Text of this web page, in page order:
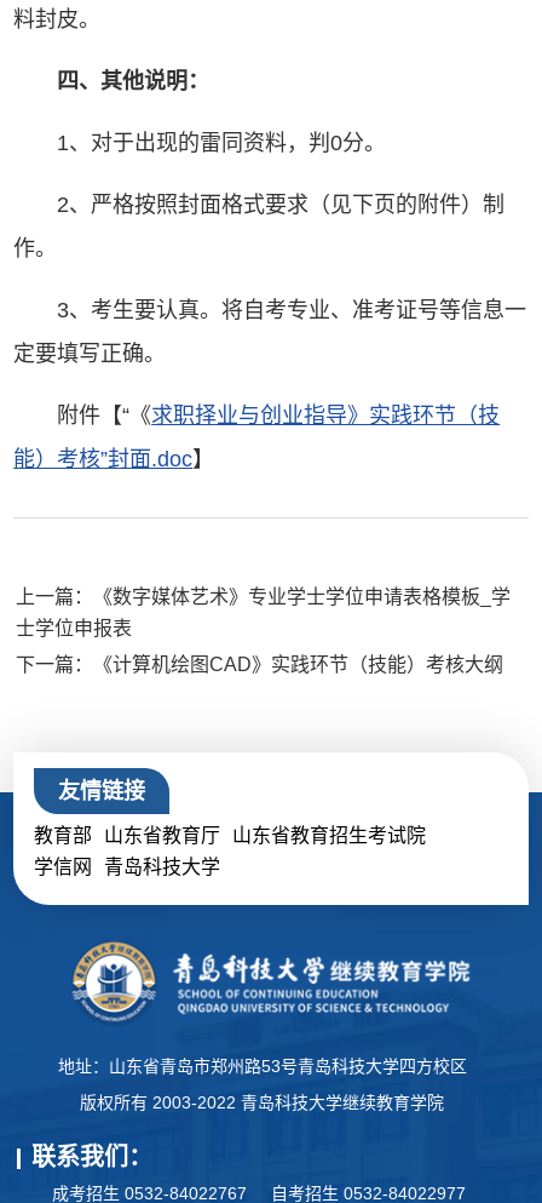
料封皮。
四、其他说明：
1、对于出现的雷同资料，判0分。
2、严格按照封面格式要求（见下页的附件）制
作。
3、考生要认真。将自考专业、准考证号等信息一
定要填写正确。
附件【“《求职择业与创业指导》实践环节（技
能）考核”封面.doc】
上一篇：《数字媒体艺术》专业学士学位申请表格模板_学
士学位申报表
下一篇：《计算机绘图CAD》实践环节（技能）考核大纲
友情链接
教育部 山东省教育厅
山东省教育招生考试院
学信网
青岛科技大学
地址：山东省青岛市郑州路53号青岛科技大学四方校区
版权所有 2003-2022 青岛科技大学继续教育学院
联系我们：
成考招生 0532-84022767 自考招生 0532-84022977